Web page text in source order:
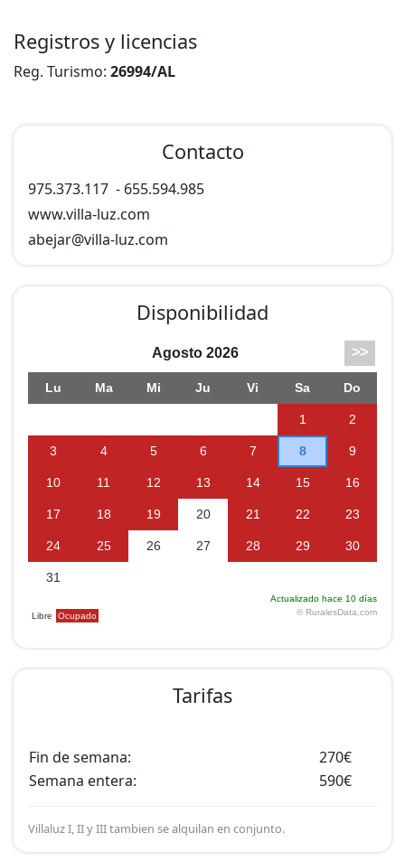
Registros y licencias
Reg. Turismo: 26994/AL
Contacto
975.373.117 - 655.594.985
www.villa-luz.com
abejar@villa-luz.com
Disponibilidad
Tarifas
Fin de semana:
270€
Semana entera:
590€
Villaluz I, II y III tambien se alquilan en conjunto.